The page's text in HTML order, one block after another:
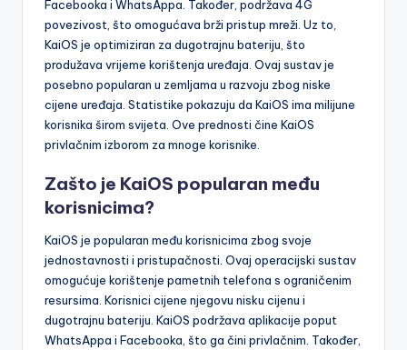
Facebooka i WhatsAppa. Također, podržava 4G
povezivost, što omogućava brži pristup mreži. Uz to,
KaiOS je optimiziran za dugotrajnu bateriju, što
produžava vrijeme korištenja uređaja. Ovaj sustav je
posebno popularan u zemljama u razvoju zbog niske
cijene uređaja. Statistike pokazuju da KaiOS ima milijune
korisnika širom svijeta. Ove prednosti čine KaiOS
privlačnim izborom za mnoge korisnike.
Zašto je KaiOS popularan među
korisnicima?
KaiOS je popularan među korisnicima zbog svoje
jednostavnosti i pristupačnosti. Ovaj operacijski sustav
omogućuje korištenje pametnih telefona s ograničenim
resursima. Korisnici cijene njegovu nisku cijenu i
dugotrajnu bateriju. KaiOS podržava aplikacije poput
WhatsAppa i Facebooka, što ga čini privlačnim. Također,